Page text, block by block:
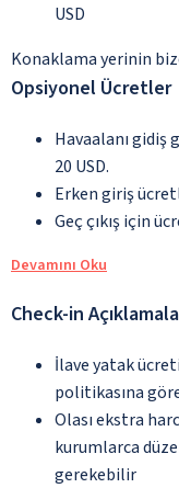
USD
Konaklama yerinin
Opsiyonel Ücretler
Havaalanı gidiş
20 USD.
Erken giriş
Geç çıkış için
Devamını Oku
Check-in
İlave yatak
politikasına
Olası ekstra
kurumlarca
gerekebilir